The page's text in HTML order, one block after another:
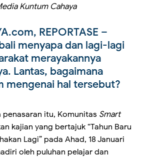
Kuntum Cahaya
REPORTASE –
menyapa dan lagi-lagi
merayakannya
Lantas, bagaimana
mengenai hal tersebut?
penasaran itu, Komunitas Smart
kajian yang bertajuk “Tahun Baru
Lagi” pada Ahad, 18 Januari
oleh puluhan pelajar dan